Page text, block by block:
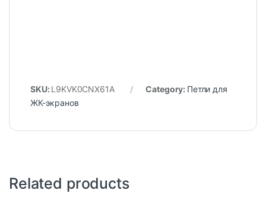
SKU: L9KVK0CNX61A Category: Петли для
ЖК-экранов
Related products